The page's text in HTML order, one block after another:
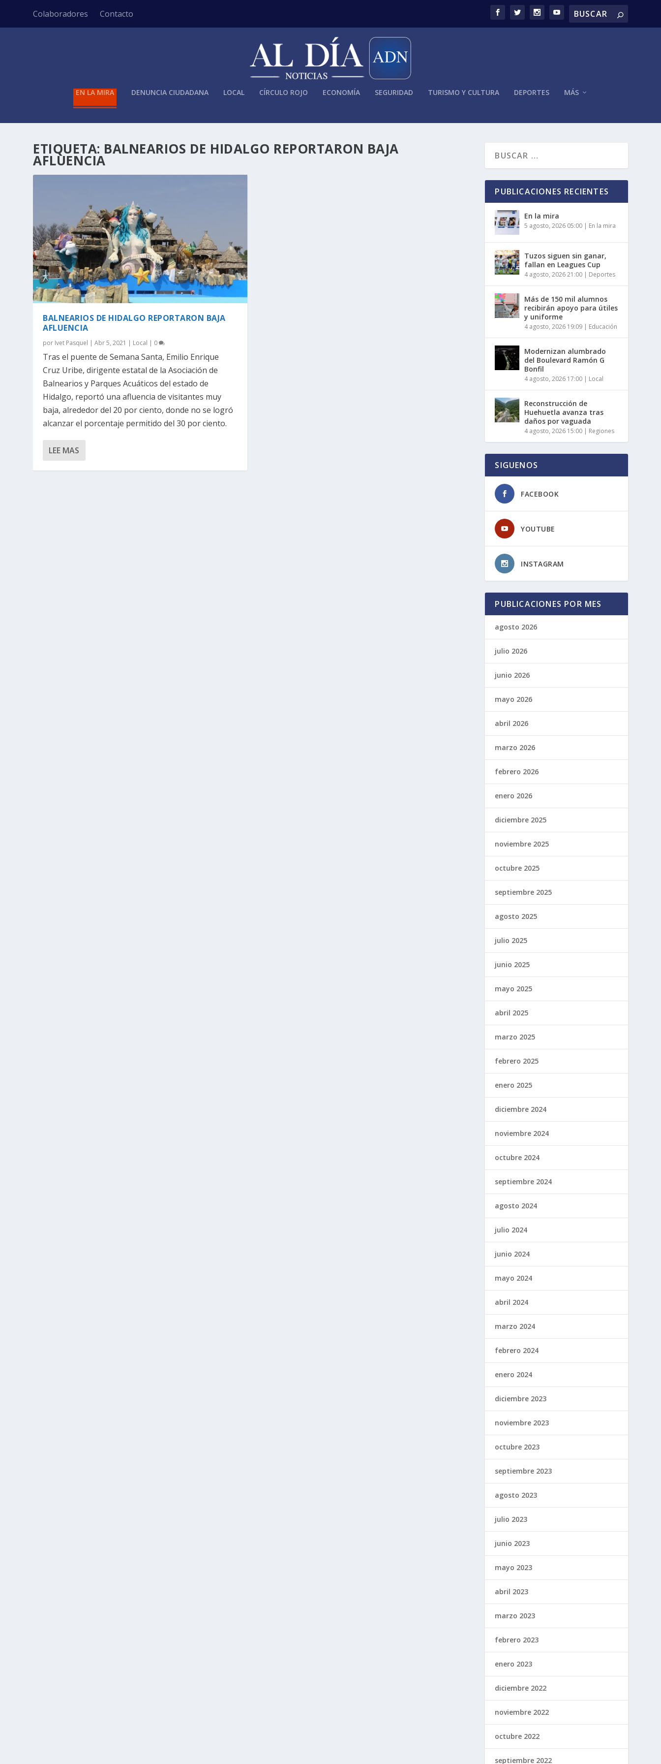
Colaboradores Contacto
EN LA MIRA DENUNCIA CIUDADANA LOCAL CÍRCULO ROJO ECONOMÍA SEGURIDAD TURISMO Y CULTURA DEPORTES MÁS
ETIQUETA: BALNEARIOS DE HIDALGO REPORTARON BAJA
AFLUENCIA
BALNEARIOS DE HIDALGO REPORTARON BAJA
AFLUENCIA
por Ivet Pasquel |Abr 5, 2021 | Local | 0
Tras el puente de Semana Santa, Emilio Enrique
Cruz Uribe, dirigente estatal de la Asociación de
Balnearios y Parques Acuáticos del estado de
Hidalgo, reportó una afluencia de visitantes muy
baja, alrededor del 20 por ciento, donde no se logró
alcanzar el porcentaje permitido del 30 por ciento.
LEE MAS
PUBLICACIONES RECIENTES
En la mira
5 agosto, 2026 05:00 | En la mira
Tuzos siguen sin ganar,
fallan en Leagues Cup
4 agosto, 2026 21:00 | Deportes
Más de 150 mil alumnos
recibirán apoyo para útiles
y uniforme
4 agosto, 2026 19:09 | Educación
Modernizan alumbrado
del Boulevard Ramón G
Bonfil
4 agosto, 2026 17:00 | Local
Reconstrucción de
Huehuetla avanza tras
daños por vaguada
4 agosto, 2026 15:00 | Regiones
SIGUENOS
FACEBOOK
YOUTUBE
INSTAGRAM
PUBLICACIONES POR MES
agosto 2026
julio 2026
junio 2026
mayo 2026
abril 2026
marzo 2026
febrero 2026
enero 2026
diciembre 2025
noviembre 2025
octubre 2025
septiembre 2025
agosto 2025
julio 2025
junio 2025
mayo 2025
abril 2025
marzo 2025
febrero 2025
enero 2025
diciembre 2024
noviembre 2024
octubre 2024
septiembre 2024
agosto 2024
julio 2024
junio 2024
mayo 2024
abril 2024
marzo 2024
febrero 2024
enero 2024
diciembre 2023
noviembre 2023
octubre 2023
septiembre 2023
agosto 2023
julio 2023
junio 2023
mayo 2023
abril 2023
marzo 2023
febrero 2023
enero 2023
diciembre 2022
noviembre 2022
octubre 2022
septiembre 2022